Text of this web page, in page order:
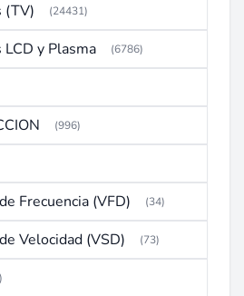
(TV) (24431)
y Plasma (6786)
(996)
Frecuencia (VFD) (34)
Velocidad (VSD) (73)